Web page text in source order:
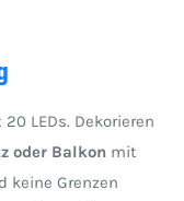
LEDs. Dekorieren
oder Balkon mit
keine Grenzen